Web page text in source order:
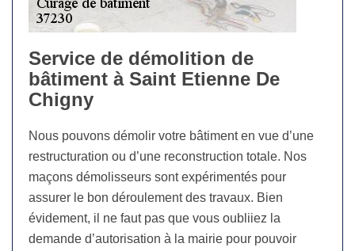
Service de démolition de
bâtiment à Saint Etienne De
Chigny
Nous pouvons démolir votre bâtiment en vue d’une
restructuration ou d’une reconstruction totale. Nos
maçons démolisseurs sont expérimentés pour
assurer le bon déroulement des travaux. Bien
évidement, il ne faut pas que vous oubliiez la
demande d’autorisation à la mairie pour pouvoir